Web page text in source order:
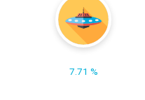
7.71 %